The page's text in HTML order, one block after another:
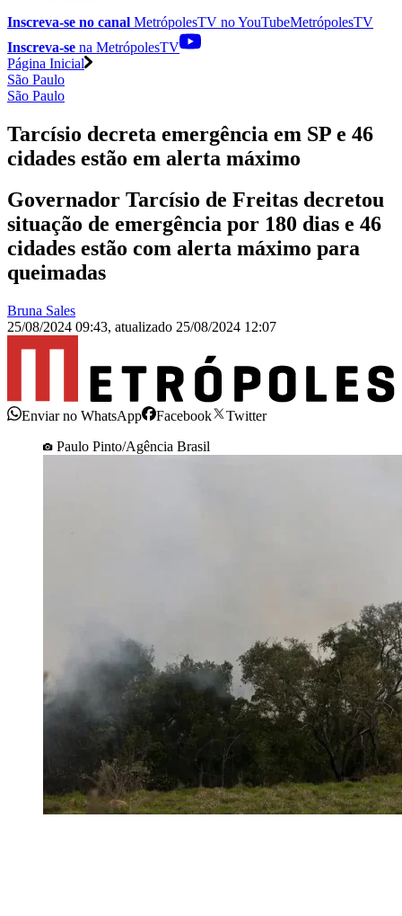
Inscreva-se no canal MetrópolesTV noYouTubeMetrópolesTV
Inscreva-se na MetrópolesTV
Página Inicial
São Paulo
São Paulo
Tarcísio decreta emergência em SP e 46
cidades estão em alerta máximo
Governador Tarcísio de Freitas decretou
situação de emergência por 180 dias e 46
cidades estão com alerta máximo para
queimadas
Bruna Sales
25/08/2024 09:43, atualizado 25/08/2024 12:07
Enviar no WhatsApp Facebook
Twitter
Paulo Pinto/Agência Brasil